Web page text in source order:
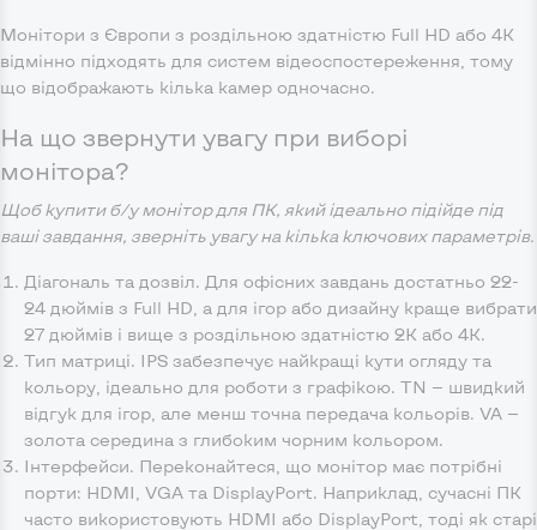
Монітори з Європи з роздільною здатністю Full HD або 4K
відмінно підходять для систем відеоспостереження, тому
що відображають кілька камер одночасно.
На що звернути увагу при виборі
монітора?
Щоб купити б/у монітор для ПК, який ідеально підійде під
ваші завдання, зверніть увагу на кілька ключових параметрів.
Діагональ та дозвіл. Для офісних завдань достатньо 22-
24 дюймів з Full HD, а для ігор або дизайну краще вибрати
27 дюймів і вище з роздільною здатністю 2K або 4K.
Тип матриці. IPS забезпечує найкращі кути огляду та
кольору, ідеально для роботи з графікою. TN — швидкий
відгук для ігор, але менш точна передача кольорів. VA —
золота середина з глибоким чорним кольором.
Інтерфейси. Переконайтеся, що монітор має потрібні
порти: HDMI, VGA та DisplayPort. Наприклад, сучасні ПК
часто використовують HDMI або DisplayPort, тоді як старі